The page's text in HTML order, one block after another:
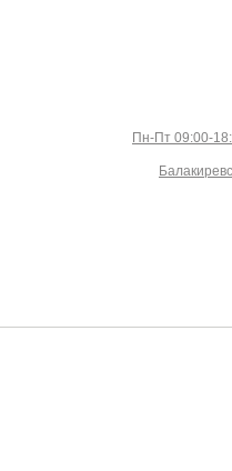
Пн-Пт 09:00-